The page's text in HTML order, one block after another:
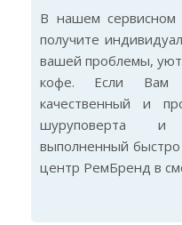
В нашем сервисном
получите
вашей проблемы,
кофе. Если Вам
качественный и
шуруповерта и
выполненный
центр РемБренд в